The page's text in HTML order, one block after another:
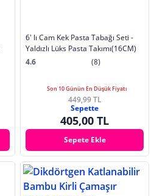
6' lı Cam Kek Pasta Tabağı Seti -
Yaldızlı Lüks Pasta Takımı(16CM)
4.6
(8)
Son 10 Günün En Düşük Fiyatı
449,99 TL
Sepette
405,00 TL
Sepete Ekle